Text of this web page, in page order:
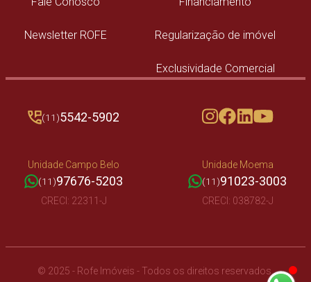
Newsletter ROFE Regularização de imóvel
Exclusividade Comercial
(11)5542-5902
Unidade Campo Belo
(11)97676-5203
CRECI: 22311-J
Unidade Moema
(11)91023-3003
CRECI: 038782-J
© 2025 - Rofe Imóveis - Todos os direitos reservados.